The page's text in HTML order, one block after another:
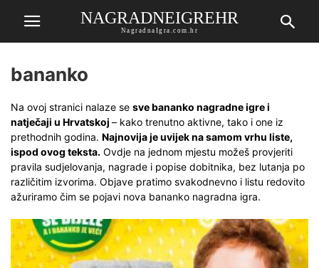
NAGRADNEIGREHR
NagradnaIgra.com.hr
bananko
Na ovoj stranici nalaze se sve bananko nagradne igre i
natječaji u Hrvatskoj – kako trenutno aktivne, tako i one iz
prethodnih godina. Najnovija je uvijek na samom vrhu liste,
ispod ovog teksta. Ovdje na jednom mjestu možeš provjeriti
pravila sudjelovanja, nagrade i popise dobitnika, bez lutanja po
različitim izvorima. Objave pratimo svakodnevno i listu redovito
ažuriramo čim se pojavi nova bananko nagradna igra.